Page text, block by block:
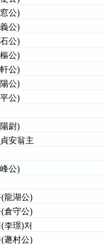
公)
公)
公)
公)
公)
公)
公)
尉)
安翁主
公)
(龍湖公)
(倉守公)
李璟)처
(遯村公)